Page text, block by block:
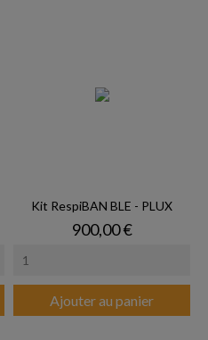
Kit RespiBAN BLE - PLUX
Prix
900,00 €
Ajouter au panier